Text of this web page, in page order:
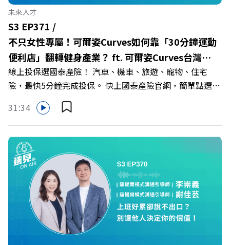
持人／遠見雜誌副社長兼遠見智庫總編輯 李建興 與談人／
樹德科技大學校長 王昭雄 +++++ 🎂歡慶遠見40歲生日！手
速搶下破天荒的獨家優惠
>>>https://gvmkt.pse.is/9e5pbz ✨關注《遠見》更多的社
群： LINE：https://reurl.cc/A4ELQp IG：
https://bit.ly/3AjBWNV YT：https://bit.ly/38jNi9k
Powered by Firstory Hosting
未來人才
S3 EP371 /
不只女性專屬！可爾姿Curves如何靠「30分鐘運動
便利店」翻轉健身產業？ ft. 可爾姿Curves台灣執
行長林宏遠
線上投保選國泰產險！ 汽車、機車、旅遊、寵物、住宅
險，最快5分鐘完成投保。 快上國泰產險官網，簡單點選，
保障立即到位！ https://fstry.pse.is/9eddvv —— 以上為
Firstory Podcast 廣告 —— 在健康意識抬頭、健身產業百
家爭鳴的激烈浪潮下，傳統的健身房該如何轉型突圍？ 本
集《遠見ON AIR》邀請到可爾姿Curves台灣執行長林宏
遠，帶你解析可爾姿如何打造出兼顧健康生活與女力創業的
健身新契機！ 🔺如何從「傳統大型健身房」轉型為「社區
運動便利店」？ 🔺運動如何落實最貼心的「女性專屬、零
壓力」空間？ 🔺對抗肌少症、預防高齡化！驚豔醫學界的
「社會處方」 🔺超高加盟成功率！為無數女性圓夢的「女
力互助與微型創業平台」 主持人／遠見雜誌副社長兼遠見
智庫總編輯 李建興 與談人／可爾姿Curves台灣執行長 林宏
31:34